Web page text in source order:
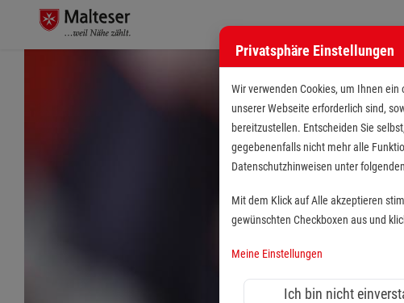
Stellenangebote bei den
Privatsphäre Einstellungen
Wir verwenden Cookies, um Ihnen
unserer Webseite erforderlich sind,
bereitzustellen. Entscheiden Sie
gegebenenfalls nicht mehr alle
Datenschutzhinweisen unter
Mit dem Klick auf Alle akzeptieren
gewünschten Checkboxen aus und
Meine Einstellungen
Ich bin nicht